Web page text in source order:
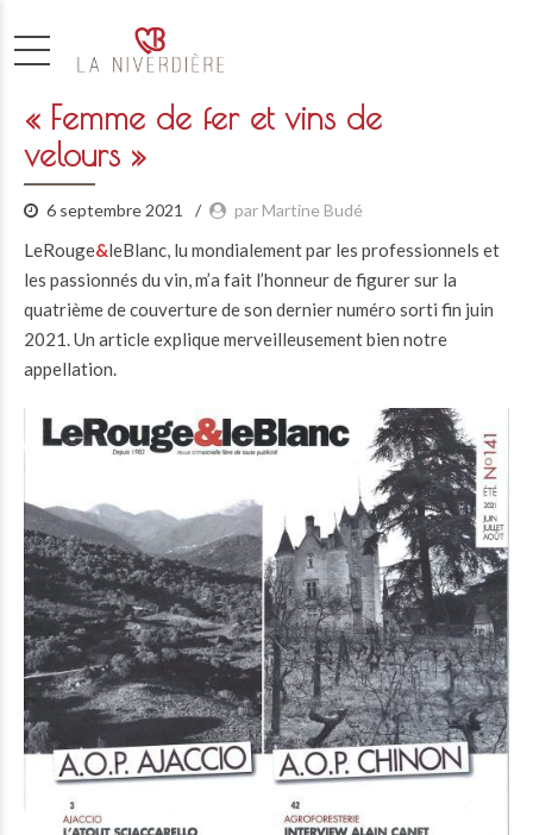
« Femme de fer et vins de
velours »
6 septembre 2021 par Martine Budé
LeRouge&leBlanc, lu mondialement par les professionnels et
les passionnés du vin, m’a fait l’honneur de figurer sur la
quatrième de couverture de son dernier numéro sorti fin juin
2021. Un article explique merveilleusement bien notre
appellation.